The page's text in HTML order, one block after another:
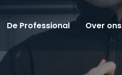
De Professional Over ons